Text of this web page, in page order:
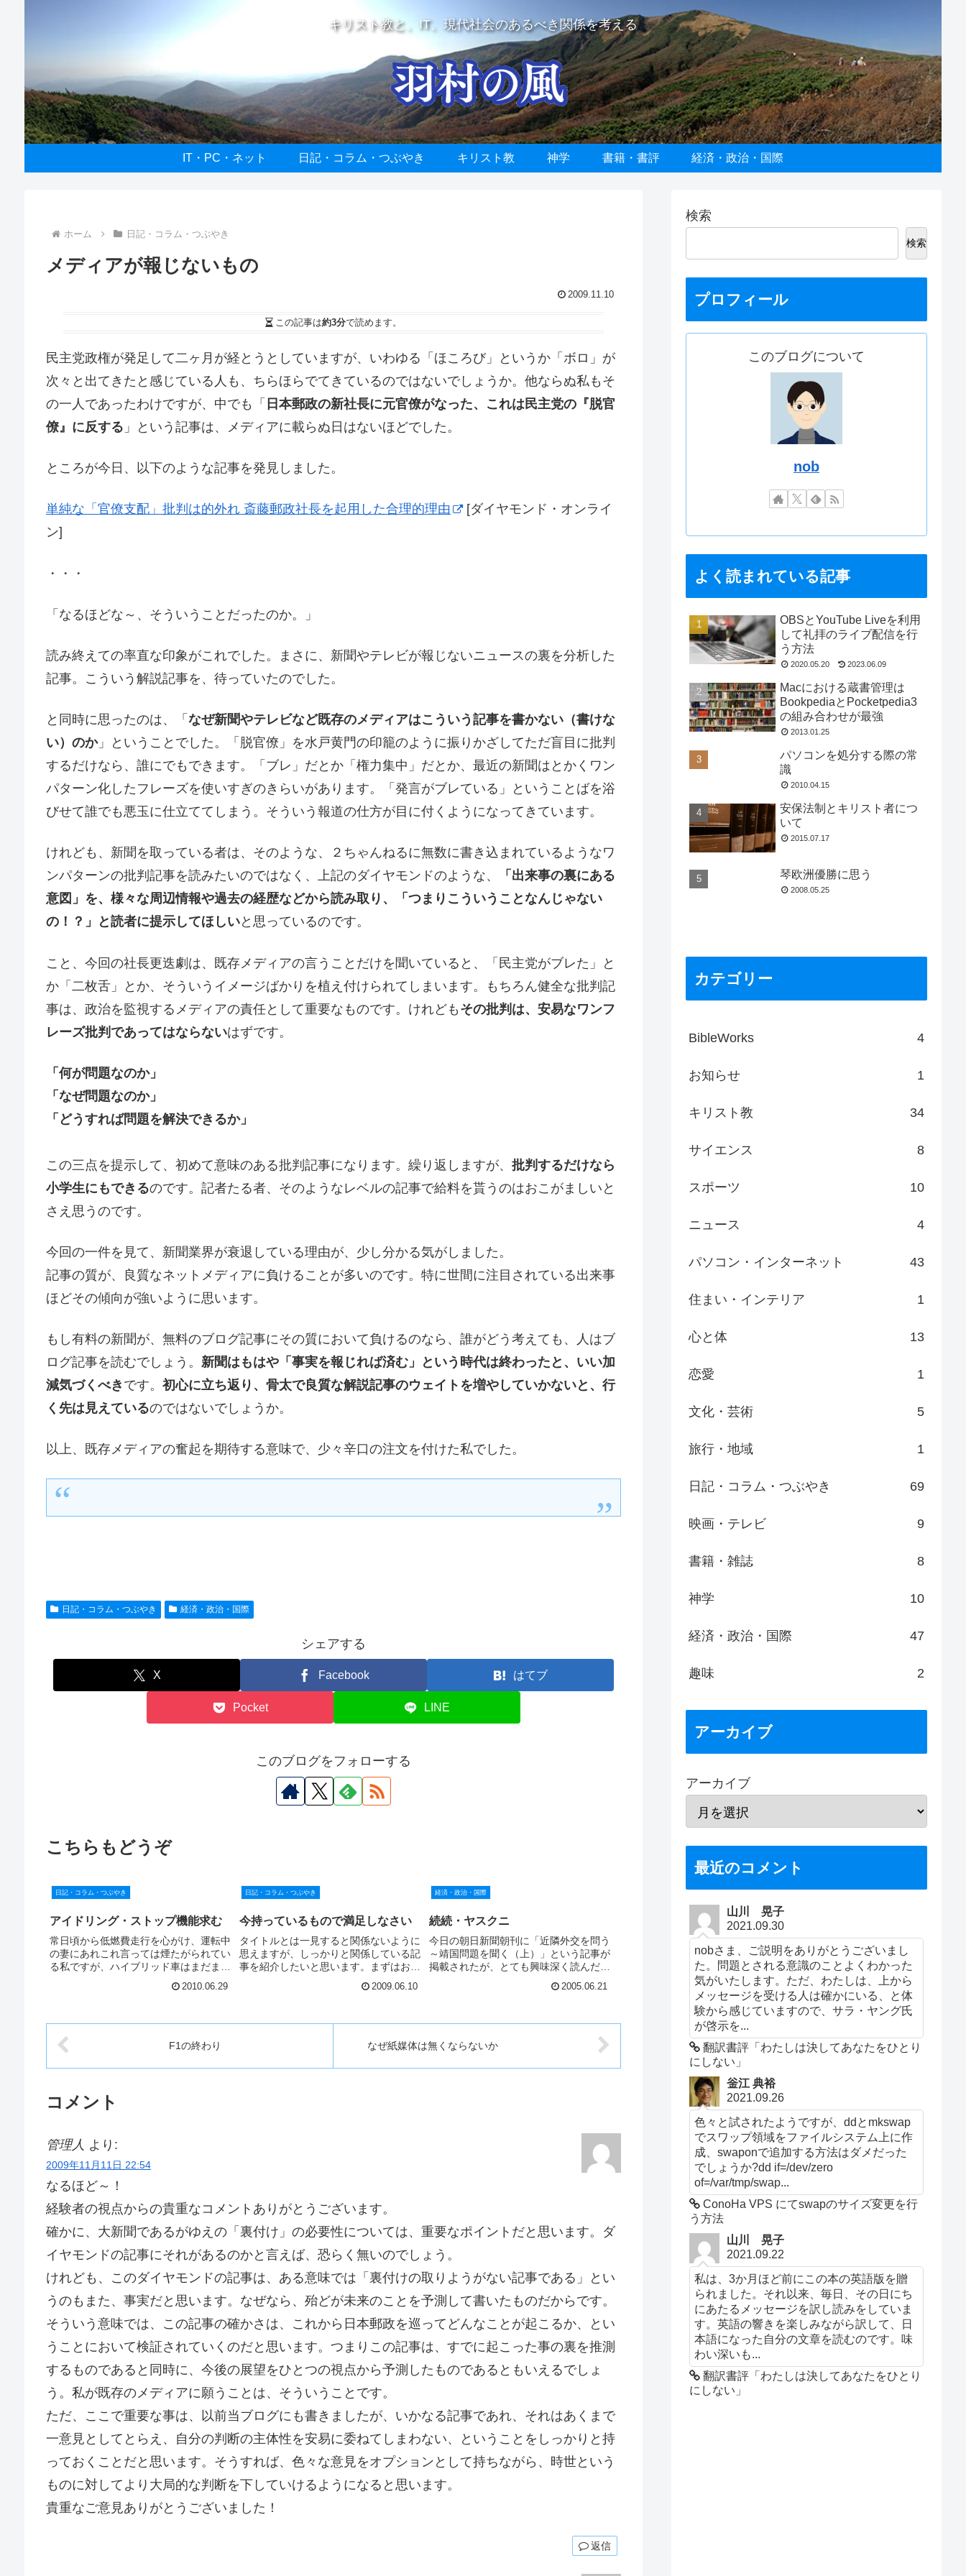
キリスト教と、IT、現代社会のあるべき関係を考える
IT・PC・ネット 日記・コラム・つぶやき キリスト教 神学 書籍・書評 経済・政治・国際
ホーム 日記・コラム・つぶやき
メディアが報じないもの
2009.11.10
この記事は約3分で読めます。
民主党政権が発足して二ヶ月が経とうとしていますが、いわゆる「ほころび」というか「ボロ」が
次々と出てきたと感じている人も、ちらほらでてきているのではないでしょうか。他ならぬ私もそ
の一人であったわけですが、中でも「 日本郵政の新社長に元官僚がなった、これは民主党の『脱官
僚』に反する 」という記事は、メディアに載らぬ日はないほどでした。
ところが今日、以下のような記事を発見しました。
単純な「官僚支配」批判は的外れ 斎藤郵政社長を起用した合理的理由
[ダイヤモンド・オンライ
ン]
・・・
「なるほどな～、そういうことだったのか。」
読み終えての率直な印象がこれでした。まさに、新聞やテレビが報じないニュースの裏を分析した
記事。こういう解説記事を、待っていたのでした。
と同時に思ったのは、「 なぜ新聞やテレビなど既存のメディアはこういう記事を書かない（書けな
い）のか」ということでした。「脱官僚」を水戸黄門の印籠のように振りかざしてただ盲目に批判
するだけなら、誰にでもできます。「ブレ」だとか「権力集中」だとか、最近の新聞はとかくワン
パターン化したフレーズを使いすぎのきらいがあります。「発言がブレている」ということばを浴
びせて誰でも悪玉に仕立ててしまう。そういう報道の仕方が目に付くようになってきています。
けれども、新聞を取っている者は、そのような、２ちゃんねるに無数に書き込まれているようなワ
ンパターンの批判記事を読みたいのではなく、上記のダイヤモンドのような、
「出来事の裏にある
意図」を、様々な周辺情報や過去の経歴などから読み取り、「つまりこういうことなんじゃない
の！？」と読者に提示してほしいと思っているのです。
こと、今回の社長更迭劇は、既存メディアの言うことだけを聞いていると、「民主党がブレた」と
か「二枚舌」とか、そういうイメージばかりを植え付けられてしまいます。もちろん健全な批判記
事は、政治を監視するメディアの責任として重要なものです。けれども その批判は、安易なワンフ
レーズ批判であってはならないはずです。
「何が問題なのか」
「なぜ問題なのか」
「どうすれば問題を解決できるか」
この三点を提示して、初めて意味のある批判記事になります。繰り返しますが、 批判するだけなら
小学生にもできるのです。記者たる者、そのようなレベルの記事で給料を貰うのはおこがましいと
さえ思うのです。
今回の一件を見て、新聞業界が衰退している理由が、少し分かる気がしました。
記事の質が、良質なネットメディアに負けることが多いのです。特に世間に注目されている出来事
ほどその傾向が強いように思います。
もし有料の新聞が、無料のブログ記事にその質において負けるのなら、誰がどう考えても、人はブ
ログ記事を読むでしょう。 新聞はもはや「事実を報じれば済む」という時代は終わったと、いい加
減気づくべき です。 初心に立ち返り、骨太で良質な解説記事のウェイトを増やしていかないと、行
く先は見えているのではないでしょうか。
以上、既存メディアの奮起を期待する意味で、少々辛口の注文を付けた私でした。
日記・コラム・つぶやき 経済・政治・国際
シェアする
X Facebook はてブ
Pocket LINE
このブログをフォローする
こちらもどうぞ
日記・コラム・つぶやき
アイドリング・ストップ機能求む
常日頃から低燃費走行を心がけ、運転中
の妻にあれこれ言っては煙たがられてい
る私ですが、ハイブリッド車はまだまだ
高すぎて手が出ないにしても、普通のガ
ソリン車に何で標準装備でないのか不思
2010.06.29
日記・コラム・つぶやき
今持っているもので満足しなさい
タイトルとは一見すると関係ないように
思えますが、しっかりと関係している記
事を紹介したいと思います。まずはお読
み下さい。WWCDとは米アップルの開
発者向けカンファレンスで、同社の新製
2009.06.10
経済・政治・国際
続続・ヤスクニ
今日の朝日新聞朝刊に「近隣外交を問う
～靖国問題を聞く（上）」という記事が
掲載されたが、とても興味深く読んだ。
（申し訳ないがウェブには掲載されてい
ないようだ） 作家の堺屋太一氏は、
は、誰もが私人に...
2005.06.21
F1の終わり なぜ紙媒体は無くならないか
コメント
管理人 より:
2009年11月11日 22:54
なるほど～！
経験者の視点からの貴重なコメントありがとうございます。
確かに、大新聞であるがゆえの「裏付け」の必要性については、重要なポイントだと思います。ダ
イヤモンドの記事にそれがあるのかと言えば、恐らく無いのでしょう。
けれども、このダイヤモンドの記事は、ある意味では「裏付けの取りようがない記事である」とい
うのもまた、事実だと思います。なぜなら、殆どが未来のことを予測して書いたものだからです。
そういう意味では、この記事の確かさは、これから日本郵政を巡ってどんなことが起こるか、とい
うことにおいて検証されていくのだと思います。つまりこの記事は、すでに起こった事の裏を推測
するものであると同時に、今後の展望をひとつの視点から予測したものであるともいえるでしょ
う。私が既存のメディアに願うことは、そういうことです。
ただ、ここで重要な事は、以前当ブログにも書きましたが、いかなる記事であれ、それはあくまで
一意見としてとらえ、自分の判断の主体性を安易に委ねてしまわない、ということをしっかりと持
っておくことだと思います。そうすれば、色々な意見をオプションとして持ちながら、時世という
ものに対してより大局的な判断を下していけるようになると思います。
貴重なご意見ありがとうございました！
返信
検索
検索
プロフィール
このブログについて
nob
よく読まれている記事
OBSとYouTube Liveを利用
して礼拝のライブ配信を行
う方法
2020.05.20 2023.06.09
Macにおける蔵書管理は
BookpediaとPocketpedia3
の組み合わせが最強
2013.01.25
パソコンを処分する際の常
識
2010.04.15
安保法制とキリスト者につ
いて
2015.07.17
琴欧洲優勝に思う
2008.05.25
カテゴリー
BibleWorks 4
お知らせ 1
キリスト教 34
サイエンス 8
スポーツ 10
ニュース 4
パソコン・インターネット 43
住まい・インテリア 1
心と体 13
恋愛 1
文化・芸術 5
旅行・地域 1
日記・コラム・つぶやき 69
映画・テレビ 9
書籍・雑誌 8
神学 10
経済・政治・国際 47
趣味 2
アーカイブ
アーカイブ
最近のコメント
山川 晃子
2021.09.30
nobさま、ご説明をありがとうございまし
た。問題とされる意識のことよくわかった
気がいたします。ただ、わたしは、上から
メッセージを受ける人は確かにいる、と体
験から感じていますので、サラ・ヤング氏
が啓示を...
翻訳書評「わたしは決してあなたをひとり
にしない」
釡江 典裕
2021.09.26
色々と試されたようですが、ddとmkswap
でスワップ領域をファイルシステム上に作
成、swaponで追加する方法はダメだった
でしょうか?dd if=/dev/zero
of=/var/tmp/swap...
ConoHa VPS にてswapのサイズ変更を行
う方法
山川 晃子
2021.09.22
私は、3か月ほど前にこの本の英語版を贈
られました。それ以来、毎日、その日にち
にあたるメッセージを訳し読みをしていま
す。英語の響きを楽しみながら訳して、日
本語になった自分の文章を読むのです。味
わい深いも...
翻訳書評「わたしは決してあなたをひとり
にしない」